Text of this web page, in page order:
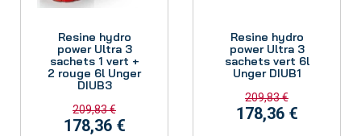
Resine hydro
power Ultra 3
sachets 1 vert +
2 rouge 6l Unger
DIUB3
209,83 €
178,36 €
Resine hydro
power Ultra 3
sachets vert 6l
Unger DIUB1
209,83 €
178,36 €